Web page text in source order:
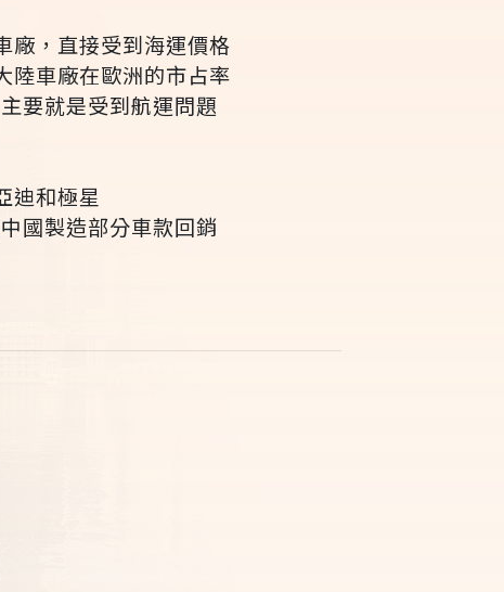
廠，直接受到海運價格
陸車廠在歐洲的市占率
要就是受到航運問題
迪和極星
國製造部分車款回銷